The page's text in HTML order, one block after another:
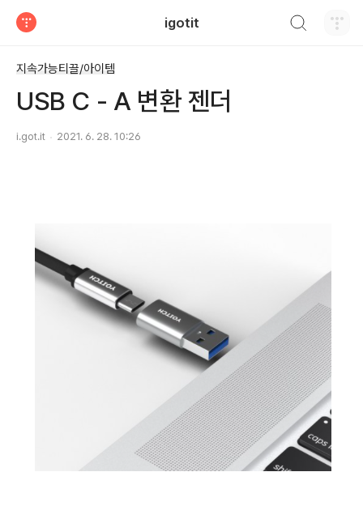
igotit
지속가능티끌/아이템
USB C - A 변환 젠더
i.got.it 2021. 6. 28. 10:26